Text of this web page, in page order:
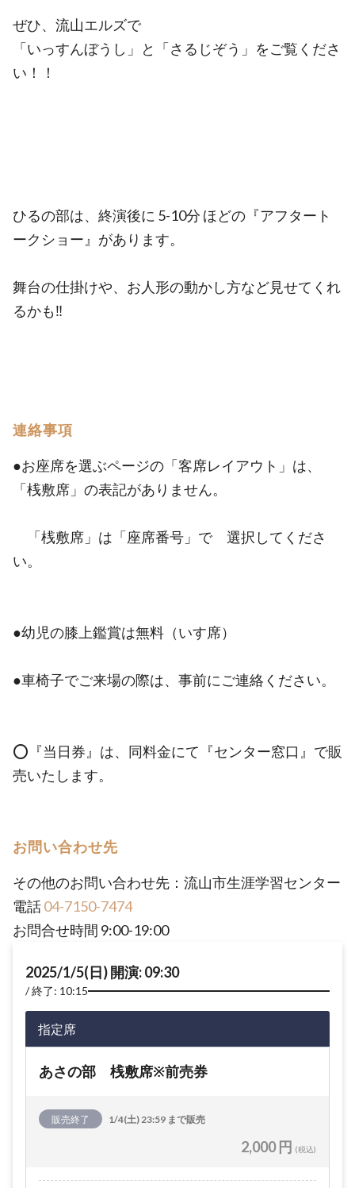
ぜひ、流山エルズで
「いっすんぼうし」と「さるじぞう」をご覧くださ
い！！
ひるの部は、終演後に 5-10分 ほどの『アフタート
ークショー』があります。
舞台の仕掛けや、お人形の動かし方など見せてくれ
るかも‼️
連絡事項
●お座席を選ぶページの「客席レイアウト」は、
「桟敷席」の表記がありません。
「桟敷席」は「座席番号」で 選択してくださ
い。
●幼児の膝上鑑賞は無料（いす席）
●車椅子でご来場の際は、事前にご連絡ください。
⭕️『当日券』は、同料金にて『センター窓口』で販
売いたします。
お問い合わせ先
その他のお問い合わせ先：流山市生涯学習センター
電話04-7150-7474
お問合せ時間 9:00-19:00
2025/1/5(日) 開演: 09:30
終了: 10:15
指定席
あさの部 桟敷席※前売券
販売終了 1/4(土) 23:59 まで販売
2,000 円 (税込)